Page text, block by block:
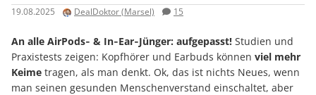
19.08.2025 DealDoktor (Marsel) 15
An alle AirPods‑ & In‑Ear‑Jünger: aufgepasst! Studien und
Praxistests zeigen: Kopfhörer und Earbuds können viel mehr
Keime tragen, als man denkt. Ok, das ist nichts Neues, wenn
man seinen gesunden Menschenverstand einschaltet, aber